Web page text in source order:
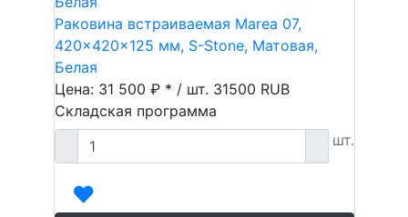
Раковина встраиваемая Marea 07,
420x420x125 мм, S-Stone, Матовая,
Белая
Цена: 31 500 ₽ * / шт. 31500 RUB
Складская программа
шт.